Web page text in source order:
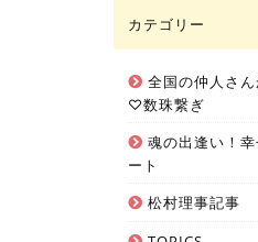
カテゴリー
全国の仲人さ
♡数珠繋ぎ
魂の出逢い！
ート
松村理事記事